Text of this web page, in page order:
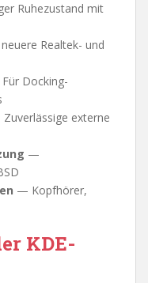
Ruhezustand mit
Realtek- und
Docking-
externe
—
— Kopfhörer,
KDE-